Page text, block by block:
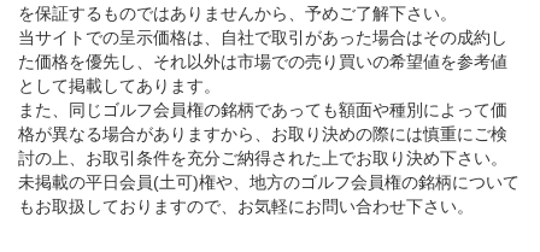
を保証するものではありませんから、予めご了解下さい。
当サイトでの呈示価格は、自社で取引があった場合はその成約し
た価格を優先し、それ以外は市場での売り買いの希望値を参考値
として掲載してあります。
また、同じゴルフ会員権の銘柄であっても額面や種別によって価
格が異なる場合がありますから、お取り決めの際には慎重にご検
討の上、お取引条件を充分ご納得された上でお取り決め下さい。
未掲載の平日会員(土可)権や、地方のゴルフ会員権の銘柄について
もお取扱しておりますので、お気軽にお問い合わせ下さい。